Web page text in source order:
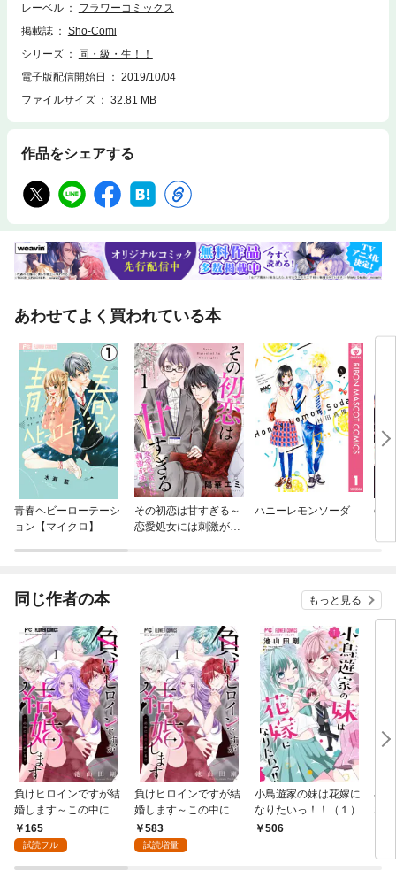
レーベル
フラワーコミックス
掲載誌
Sho-Comi
シリーズ
同・級・生！！
電子版配信開始日
2019/10/04
ファイルサイズ
32.81 MB
作品をシェアする
あわせてよく買われている本
青春ヘビーローテーシ
ョン【マイクロ】
その初恋は甘すぎる～
恋愛処女には刺激が強
ハニーレモンソーダ
の妻
同じ作者の本 もっと見る
負けヒロインですが結
婚します～この中に私
の夫がいる！？～【マ
イクロ】（１）
165
試読フル
負けヒロインですが結
婚します～この中に私
の夫がいる！？～
（１）
583
試読増量
小鳥遊家の妹は花嫁に
なりたいっ！！（１）
506
小
な